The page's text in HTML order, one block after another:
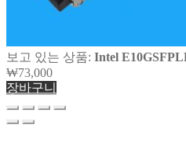
보고 있는 상품: Intel
₩73,000
장바구니